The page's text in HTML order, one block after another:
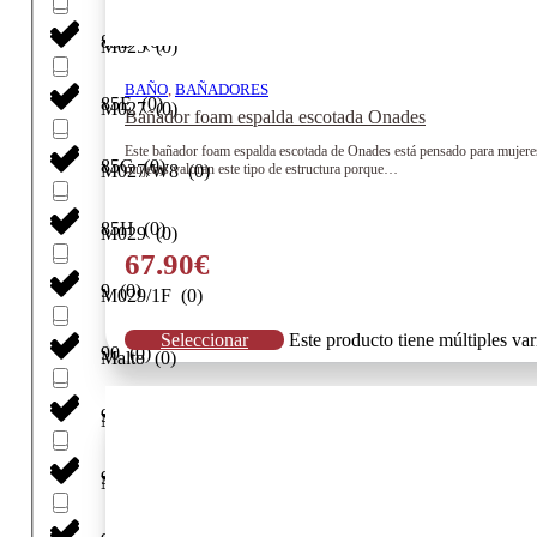
M025 (0)
M027 (0)
M027/W8 (0)
M029 (0)
M029/1F (0)
Malto (0)
Malva
Mango
85D (0)
85E (0)
85G (0)
85H (0)
9 (0)
90 (0)
90A
90B
BAÑO BAÑADORES
Bañador foam espalda escotada Onades
Este bañador foam espalda escotada de Onades está pensado para
mujeres valoran este tipo de estructura porque…
67.90€
Seleccionar Este producto tiene múltiples